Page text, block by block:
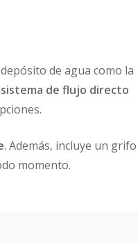
de agua como la
sistema de flujo directo
. Además, incluye un grifo
momento.